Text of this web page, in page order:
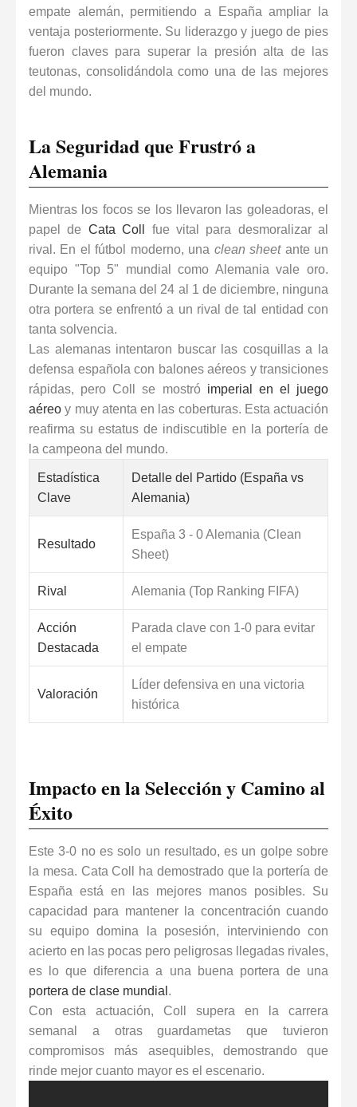
empate alemán, permitiendo a España ampliar la
ventaja posteriormente. Su liderazgo y juego de pies
fueron claves para superar la presión alta de las
teutonas, consolidándola como una de las mejores
del mundo.
La Seguridad que Frustró a
Alemania
Mientras los focos se los llevaron las goleadoras, el
papel de Cata Coll
fue vital para desmoralizar al
rival. En elfútbol moderno, una clean sheetante un
equipo "Top 5" mundial como Alemania vale oro.
Durante la semana del 24 al 1 de diciembre, ninguna
otra portera se enfrentó a un rival de tal entidad con
tanta solvencia.
Las alemanas intentaron buscar las cosquillas a la
defensa española con balones aéreos y transiciones
rápidas, pero Coll se mostró imperial en el juego
aéreo y muy atenta en las coberturas. Esta actuación
reafirma su estatus de indiscutible en la portería de
la campeona del mundo.
Estadística
Clave
Detalle del Partido (España vs
Alemania)
Resultado
España 3 - 0 Alemania (Clean
Sheet)
Rival Alemania (Top Ranking FIFA)
Acción
Destacada
Parada clave con 1-0 para evitar
el empate
Valoración
Líder defensiva en una victoria
histórica
Impacto en la Selección y Camino al
Éxito
Este 3-0 no es solo un resultado, es un golpe sobre
la mesa. Cata Coll
ha demostrado que la portería de
España está en las mejores manos posibles. Su
capacidad para mantener la concentración cuando
su equipo domina la posesión, interviniendo con
acierto en las pocas pero peligrosas llegadas rivales,
es lo que diferencia a una buena portera de una
portera de clase mundial .
Con esta actuación, Coll supera en la carrera
semanal a otras guardametas que tuvieron
compromisos más asequibles, demostrando que
rinde mejor cuanto mayor es el escenario.